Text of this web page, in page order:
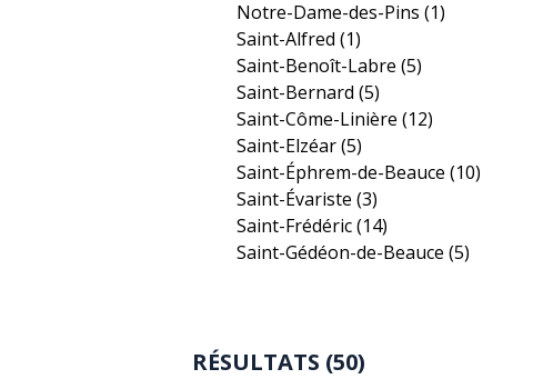
Notre-Dame-des-Pins (1)
Saint-Alfred (1)
Saint-Benoît-Labre (5)
Saint-Bernard (5)
Saint-Côme-Linière (12)
Saint-Elzéar(5)
Saint-Éphrem-de-Beauce (10)
Saint-Évariste (3)
Saint-Frédéric(14)
Saint-Gédéon-de-Beauce (5)
RÉSULTATS (50)